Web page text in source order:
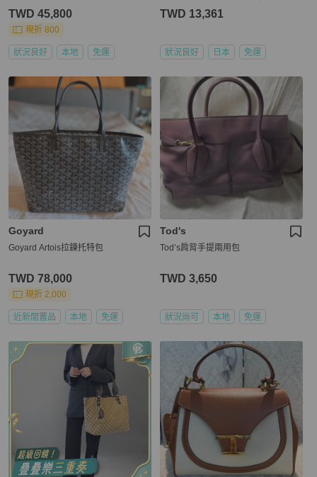
TWD 45,800
現折 800
狀況良好 本地 免運
TWD 13,361
狀況良好 日本 免運
Goyard
Goyard Artois拉鍊托特包
TWD 78,000
現折 2,000
近新閒置品 本地 免運
Tod's
Tod’s肩背手提兩用包
TWD 3,650
狀況尚可 本地 免運